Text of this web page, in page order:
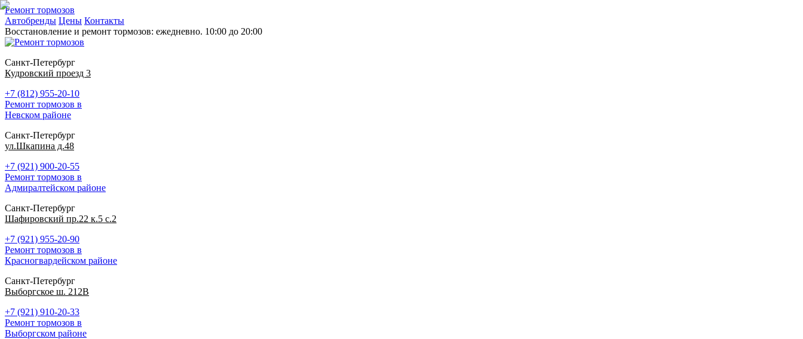
Ремонт тормозов
Автобренды Цены Контакты
Восстановление и ремонт тормозов: ежедневно. 10:00 до 20:00
Санкт-Петербург
Кудровский проезд 3
+7 (812) 955-20-10
Ремонт тормозов в
Невском районе
Санкт-Петербург
ул.Шкапина д.48
+7 (921) 900-20-55
Ремонт тормозов в
Адмиралтейском районе
Санкт-Петербург
Шафировский пр.22 к.5 с.2
+7 (921) 955-20-90
Ремонт тормозов в
Красногвардейском районе
Санкт-Петербург
Выборгское ш. 212В
+7 (921) 910-20-33
Ремонт тормозов в
Выборгском районе